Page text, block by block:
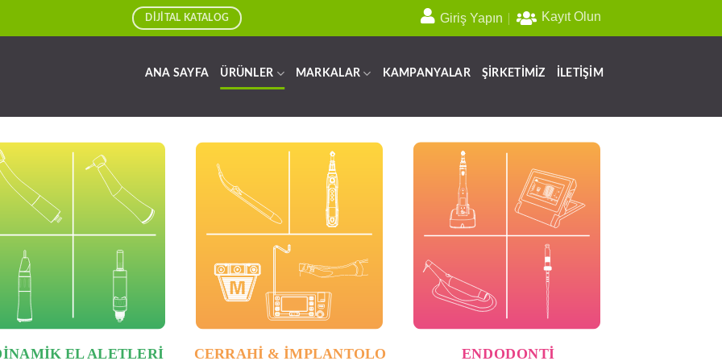
DİJİTAL KATALOG Giriş Yapın Kayıt Olun
ANA SAYFA ÜRÜNLER MARKALAR KAMPANYALAR ŞİRKETİMİZ İLETİŞİM